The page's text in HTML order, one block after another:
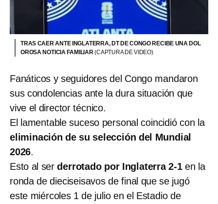
TRAS CAER ANTE INGLATERRA, DT DE CONGO RECIBE UNA DOL
OROSA NOTICIA FAMILIAR(CAPTURA DE VIDEO)
Fanáticos y seguidores del Congo mandaron
sus condolencias ante la dura situación que
vive el director técnico.
El lamentable suceso personal coincidió con la
eliminación de su selección del Mundial
2026.
Esto al serderrotado por Inglaterra 2-1en la
ronda de dieciseisavos de final que se jugó
este miércoles 1 de julio en el Estadio de